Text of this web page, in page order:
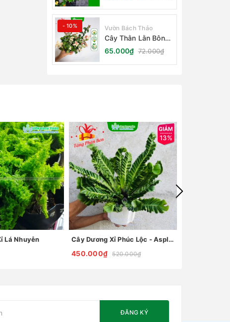
- 10% Vườn Bách Thảo
Cây Thằn Lằn Bông
(Vảy Ốc Cẩm Thạch)
65.000₫ 72.000₫
Lá Nhuyễn
13%
Cây Dương Xỉ Phúc Lộc - Asplenium Nidus "Cobra"
450.000₫ 520.000₫
ĐĂNG KÝ